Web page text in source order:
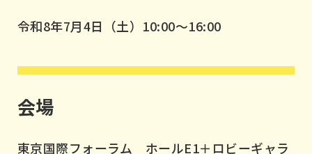
令和8年7月4日（土）10:00～16:00
会場
東京国際フォーラム ホールE1＋ロビーギャラ